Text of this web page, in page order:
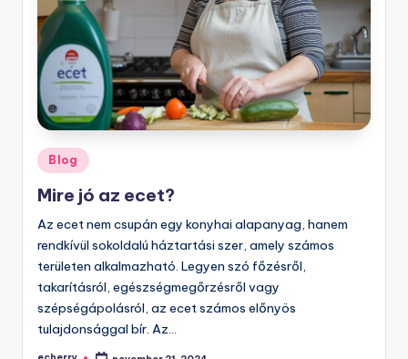
Posted
in
Blog
Mire jó az ecet?
Az ecet nem csupán egy konyhai alapanyag, hanem
rendkívül sokoldalú háztartási szer, amely számos
területen alkalmazható. Legyen szó főzésről,
takarításról, egészségmegőrzésről vagy
szépségápolásról, az ecet számos előnyös
tulajdonsággal bír. Az…